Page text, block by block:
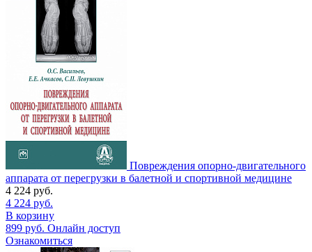
Повреждения опорно-двигательного
аппарата от перегрузки в балетной и спортивной медицине
4 224 руб.
4 224 руб.
В корзину
899 руб. Онлайн доступ
Ознакомиться